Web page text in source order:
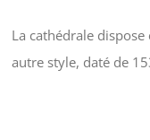
La cathédrale
autre style, daté de